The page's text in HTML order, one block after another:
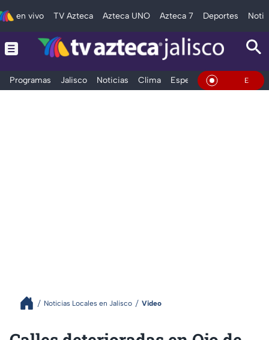
en vivo TV Azteca Azteca UNO Azteca 7 Deportes
Programas Jalisco Noticias Clima Espectáculos Deportes
En Vivo
Noticias Locales en Jalisco Video